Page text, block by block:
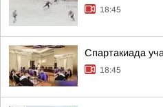
18:45
Спартакиада
18:45